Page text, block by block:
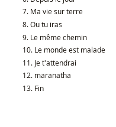
Ma vie sur terre
Ou tu iras
Le même chemin
Le monde est malade
Je t'attendrai
maranatha
Fin